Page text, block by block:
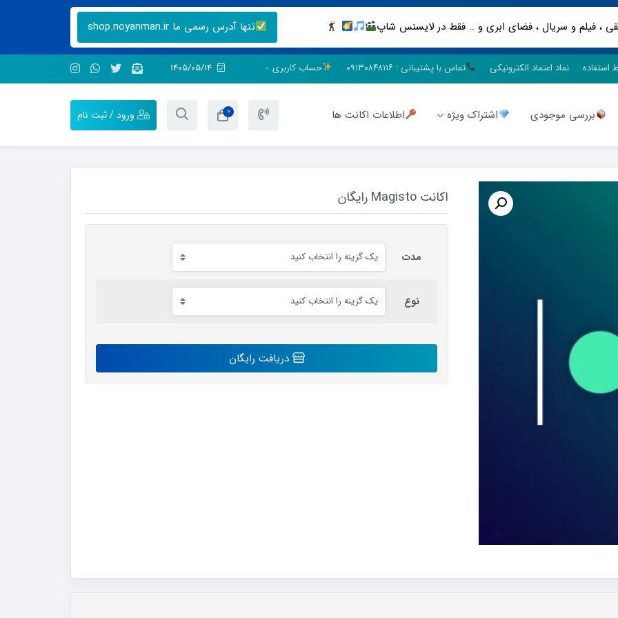
تنها آدرس رسمی ما shop.noyanman.ir
استفاده نماد اعتماد الکترونیکی تماس با پشتیبانی : ۰۹۱۳۰۸۴۸۱۱۶ حساب کاربری
بررسی موجودی اشتراک ویژه اطلاعات اکانت ها ورود / ثبت نام 0
اکانت Magisto رایگان
مدت
نوع
اکانت
رایگان
دریافت رایگان